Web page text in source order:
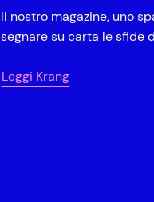
Il nostro magazine, uno
segnare su carta le sfide
Leggi Krang